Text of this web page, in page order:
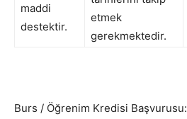
maddi
destektir.
etmek
gerekmektedir.
Burs / Öğrenim Kredisi Başvurusu: